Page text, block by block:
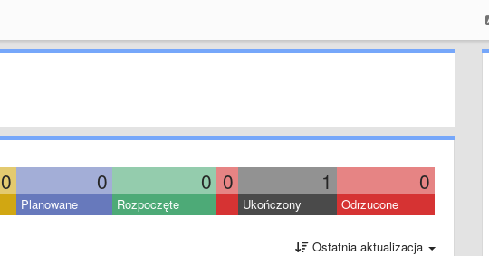
0 0 0 0 1 0
Planowane Rozpoczęte Ukończony Odrzucone
Ostatnia aktualizacja